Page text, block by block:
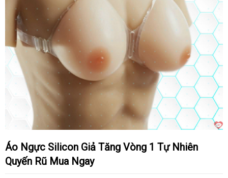
Áo Ngực Silicon Giả Tăng Vòng 1 Tự Nhiên
Quyến Rũ Mua Ngay